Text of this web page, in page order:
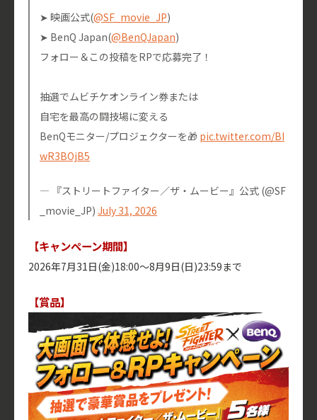
➤ 映画公式(@SF_movie_JP)
➤ BenQ Japan(@BenQJapan)
フォロー＆この投稿をRPで応募完了！
抽選でムビチケオンライン券または
自宅を最高の闘技場に変える
BenQモニター/プロジェクターを🎁 pic.twitter.com/BI
wR3BOjB5
— 『ストリートファイター／ザ・ムービー』公式 (@SF
_movie_JP) July 31, 2026
【キャンペーン期間】
2026年7月31日(金)18:00～8月9日(日)23:59まで
【賞品】